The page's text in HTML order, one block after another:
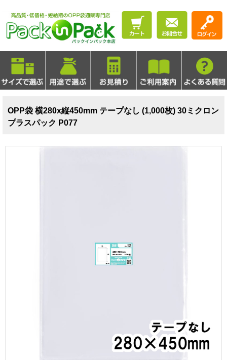
OPP袋 横280x縦450mm テープなし (1,000枚) 30ミクロン
プラスパック P077